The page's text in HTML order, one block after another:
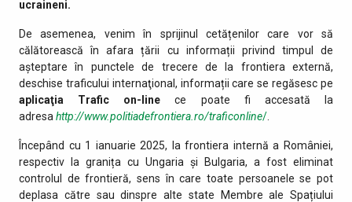
ucraineni.
De asemenea, venim în sprijinul cetățenilor care vor să
călătorească în afara țării cu informații privind timpul de
așteptare în punctele de trecere de la frontiera externă,
deschise traficului internaţional, informații care se regăsesc pe
aplicaţia Trafic on-line ce poate fi accesată la
adresa http://www.politiadefrontiera.ro/traficonline/
Începând cu 1 ianuarie 2025, la frontiera internă a României,
respectiv la granița cu Ungaria și Bulgaria, a fost eliminat
controlul de frontieră, sens în care toate persoanele se pot
deplasa către sau dinspre alte state Membre ale Spațiului